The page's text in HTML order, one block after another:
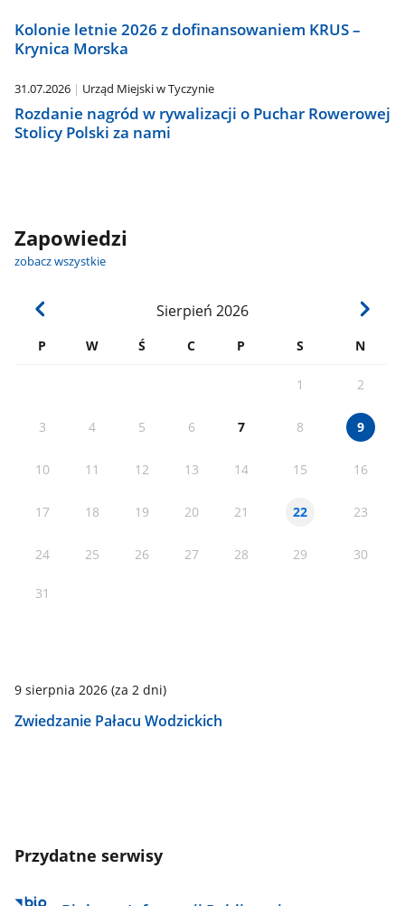
Kolonie letnie 2026 z dofinansowaniem KRUS –
Krynica Morska
31.07.2026 Urząd Miejski w Tyczynie
Rozdanie nagród w rywalizacji o Puchar Rowerowej
Stolicy Polski za nami
Zapowiedzi
zobacz wszystkie
Sierpień 2026
P W Ś C P S N
1 2
3 4 5 6 7 8 9
10 11 12 13 14 15 16
17 18 19 20 21 22 23
24 25 26 27 28 29 30
31
9 sierpnia 2026(za 2 dni)
Zwiedzanie Pałacu Wodzickich
Przydatne serwisy